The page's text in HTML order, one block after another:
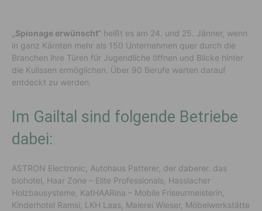
„Spionage erwünscht“ heißt es am 24. und 25. Jänner, wenn
in ganz Kärnten mehr als 150 Unternehmen quer durch die
Branchen ihre Türen für Jugendliche öffnen und Blicke hinter
die Kulissen ermöglichen. Über 90 Berufe warten darauf
entdeckt zu werden.
Im Gailtal sind folgende Betriebe
dabei:
ASTRON Electronic, Autohaus Patterer, der daberer. das
biohotel, Haar Zone – Elite Professionals, Hasslacher
Holzbausysteme, KatHAARina – Mobile Friseurmeisterin,
Kinderhotel Ramsi, LKH Laas, Malerei Wieser, Möbelwerkstätte